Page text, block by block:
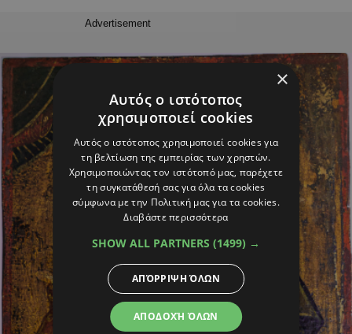
Advertisement
×
Αυτός ο ιστότοπος
χρησιμοποιεί cookies
Αυτός ο ιστότοπος χρησιμοποιεί cookies για
τη βελτίωση της εμπειρίας των χρηστών.
Χρησιμοποιώντας τον ιστότοπό μας, παρέχετε
τη συγκατάθεσή σας για όλα τα cookies
σύμφωνα με την Πολιτική μας για τα cookies.
Διαβάστε περισσότερα
SHOW ALL PARTNERS (1499) →
ΑΠΟΔΟΧΉ ΌΛΩΝ
ΑΠΌΡΡΙΨΗ ΌΛΩΝ